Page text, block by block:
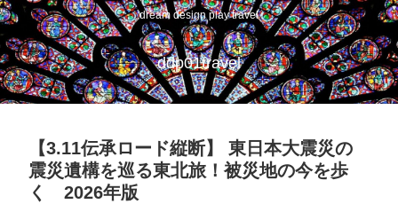
dream design play travel
ddp01travel
【3.11伝承ロード縦断】 東日本大震災の
震災遺構を巡る東北旅！被災地の今を歩
く 2026年版